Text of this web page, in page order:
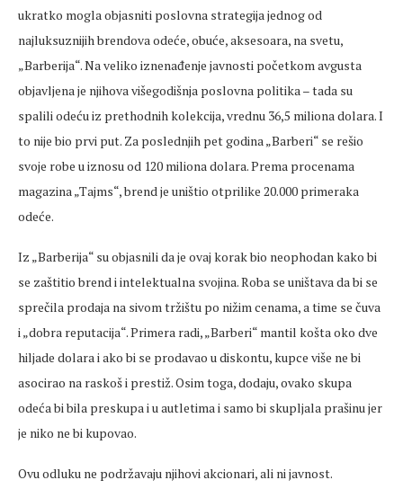
ukratko mogla objasniti poslovna strategija jednog od
najluksuznijih brendova odeće, obuće, aksesoara, na svetu,
„Barberija“. Na veliko iznenađenje javnosti početkom avgusta
objavljena je njihova višegodišnja poslovna politika – tada su
spalili odeću iz prethodnih kolekcija, vrednu 36,5 miliona dolara. I
to nije bio prvi put. Za poslednjih pet godina „Barberi“ se rešio
svoje robe u iznosu od 120 miliona dolara. Prema procenama
magazina „Tajms“, brend je uništio otprilike 20.000 primeraka
odeće.
Iz „Barberija“ su objasnili da je ovaj korak bio neophodan kako bi
se zaštitio brend i intelektualna svojina. Roba se uništava da bi se
sprečila prodaja na sivom tržištu po nižim cenama, a time se čuva
i „dobra reputacija“. Primera radi, „Barberi“ mantil košta oko dve
hiljade dolara i ako bi se prodavao u diskontu, kupce više ne bi
asocirao na raskoš i prestiž. Osim toga, dodaju, ovako skupa
odeća bi bila preskupa i u autletima i samo bi skupljala prašinu jer
je niko ne bi kupovao.
Ovu odluku ne podržavaju njihovi akcionari, ali ni javnost.